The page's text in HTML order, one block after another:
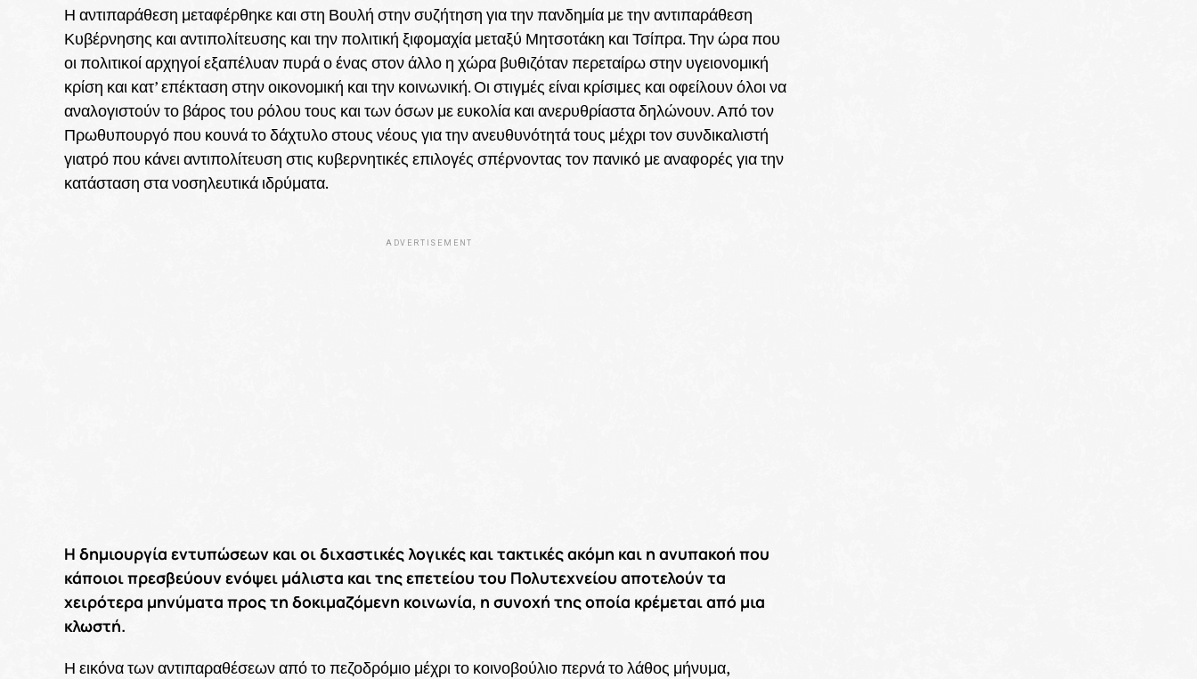
Η αντιπαράθεση μεταφέρθηκε και στη Βουλή στην συζήτηση για την πανδημία με την αντιπαράθεση
Κυβέρνησης και αντιπολίτευσης και την πολιτική ξιφομαχία μεταξύ Μητσοτάκη και Τσίπρα. Την ώρα που
οι πολιτικοί αρχηγοί εξαπέλυαν πυρά ο ένας στον άλλο η χώρα βυθιζόταν περεταίρω στην υγειονομική
κρίση και κατ’ επέκταση στην οικονομική και την κοινωνική. Οι στιγμές είναι κρίσιμες και οφείλουν όλοι να
αναλογιστούν το βάρος του ρόλου τους και των όσων με ευκολία και ανερυθρίαστα δηλώνουν. Από τον
Πρωθυπουργό που κουνά το δάχτυλο στους νέους για την ανευθυνότητά τους μέχρι τον συνδικαλιστή
γιατρό που κάνει αντιπολίτευση στις κυβερνητικές επιλογές σπέρνοντας τον πανικό με αναφορές για την
κατάσταση στα νοσηλευτικά ιδρύματα.
ADVERTISEMENT
Η δημιουργία εντυπώσεων και οι διχαστικές λογικές και τακτικές ακόμη και η ανυπακοή που
κάποιοι πρεσβεύουν ενόψει μάλιστα και της επετείου του Πολυτεχνείου αποτελούν τα
χειρότερα μηνύματα προς τη δοκιμαζόμενη κοινωνία, η συνοχή της οποία κρέμεται από μια
κλωστή.
Η εικόνα των αντιπαραθέσεων από το πεζοδρόμιο μέχρι το κοινοβούλιο περνά το λάθος μήνυμα,